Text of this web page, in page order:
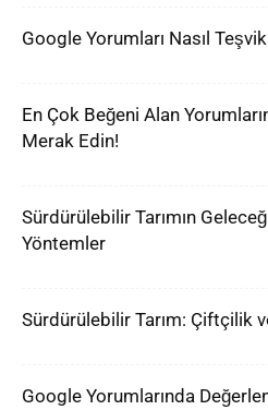
Google Yorumları Nasıl
En Çok Beğeni Alan
Merak Edin!
Sürdürülebilir Tarımın
Yöntemler
Sürdürülebilir Tarım: Çiftçilik
Google Yorumlarında